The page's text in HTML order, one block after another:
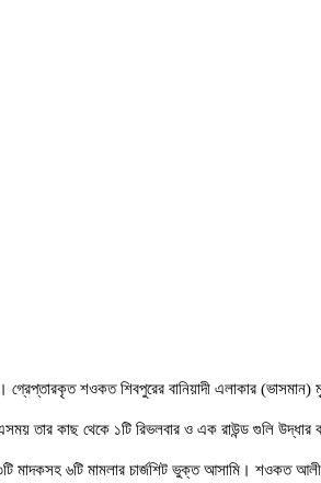
শওকত শিবপুরের বানিয়াদী এলাকার (ভাসমান)
তার কাছ থেকে ১টি রিভলবার ও এক রাউন্ড গুলি উদ্ধার
মাদকসহ ৬টি মামলার চার্জশিট ভুক্ত আসামি। শওকত